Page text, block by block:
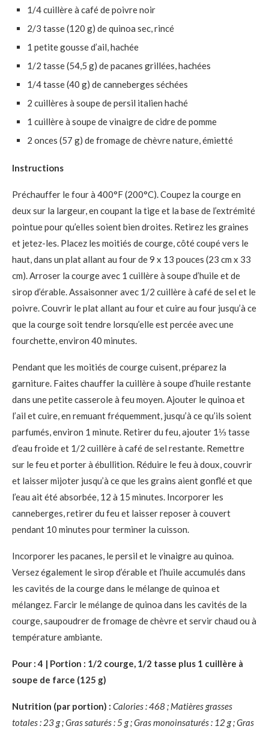
1/4 cuillère à café de poivre noir
2/3 tasse (120 g) de quinoa sec, rincé
1 petite gousse d’ail, hachée
1/2 tasse (54,5 g) de pacanes grillées, hachées
1/4 tasse (40 g) de canneberges séchées
2 cuillères à soupe de persil italien haché
1 cuillère à soupe de vinaigre de cidre de pomme
2 onces (57 g) de fromage de chèvre nature, émietté
Instructions
Préchauffer le four à 400°F (200°C). Coupez la courge en
deux sur la largeur, en coupant la tige et la base de l’extrémité
pointue pour qu’elles soient bien droites. Retirez les graines
et jetez-les. Placez les moitiés de courge, côté coupé vers le
haut, dans un plat allant au four de 9 x 13 pouces (23 cm x 33
cm). Arroser la courge avec 1 cuillère à soupe d’huile et de
sirop d’érable. Assaisonner avec 1/2 cuillère à café de sel et le
poivre. Couvrir le plat allant au four et cuire au four jusqu’à ce
que la courge soit tendre lorsqu’elle est percée avec une
fourchette, environ 40 minutes.
Pendant que les moitiés de courge cuisent, préparez la
garniture. Faites chauffer la cuillère à soupe d’huile restante
dans une petite casserole à feu moyen. Ajouter le quinoa et
l’ail et cuire, en remuant fréquemment, jusqu’à ce qu’ils soient
parfumés, environ 1 minute. Retirer du feu, ajouter 1⅓ tasse
d’eau froide et 1/2 cuillère à café de sel restante. Remettre
sur le feu et porter à ébullition. Réduire le feu à doux, couvrir
et laisser mijoter jusqu’à ce que les grains aient gonflé et que
l’eau ait été absorbée, 12 à 15 minutes. Incorporer les
canneberges, retirer du feu et laisser reposer à couvert
pendant 10 minutes pour terminer la cuisson.
Incorporer les pacanes, le persil et le vinaigre au quinoa.
Versez également le sirop d’érable et l’huile accumulés dans
les cavités de la courge dans le mélange de quinoa et
mélangez. Farcir le mélange de quinoa dans les cavités de la
courge, saupoudrer de fromage de chèvre et servir chaud ou à
température ambiante.
Pour : 4 | Portion : 1/2 courge, 1/2 tasse plus 1 cuillère à
soupe de farce (125 g)
Nutrition (par portion) : Calories : 468 ; Matières grasses
totales : 23 g ; Gras saturés : 5 g ; Gras monoinsaturés : 12 g ; Gras